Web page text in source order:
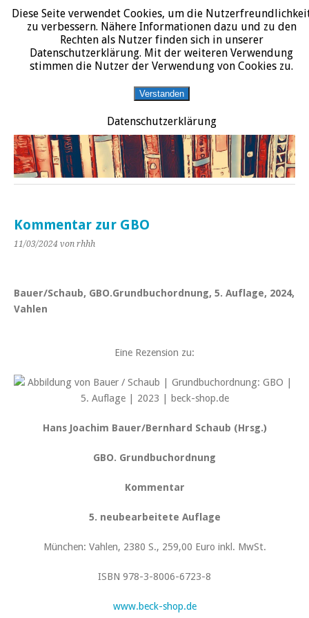
START DATENSCHUTZERKLÄRUNG IMPRESSUM ÜBER JURALIT
JURALIT
Rezensionen juristischer Literatur
Kommentar zur GBO
11/03/2024 von rhhh
Bauer/Schaub, GBO.Grundbuchordnung, 5. Auflage, 2024,
Vahlen
Eine Rezension zu:
Hans Joachim Bauer/Bernhard Schaub (Hrsg.)
GBO. Grundbuchordnung
Kommentar
5. neubearbeitete Auflage
München: Vahlen, 2380 S., 259,00 Euro inkl. MwSt.
ISBN 978-3-8006-6723-8
www.beck-shop.de
Diese Seite verwendet Cookies, um die
zu verbessern. Nähere Informationen dazu und zu den
Rechten als Nutzer finden sich in unserer
Datenschutzerklärung. Mit der weiteren Verwendung
stimmen die Nutzer der Verwendung von Cookies zu.
Verstanden
Datenschutzerklärung